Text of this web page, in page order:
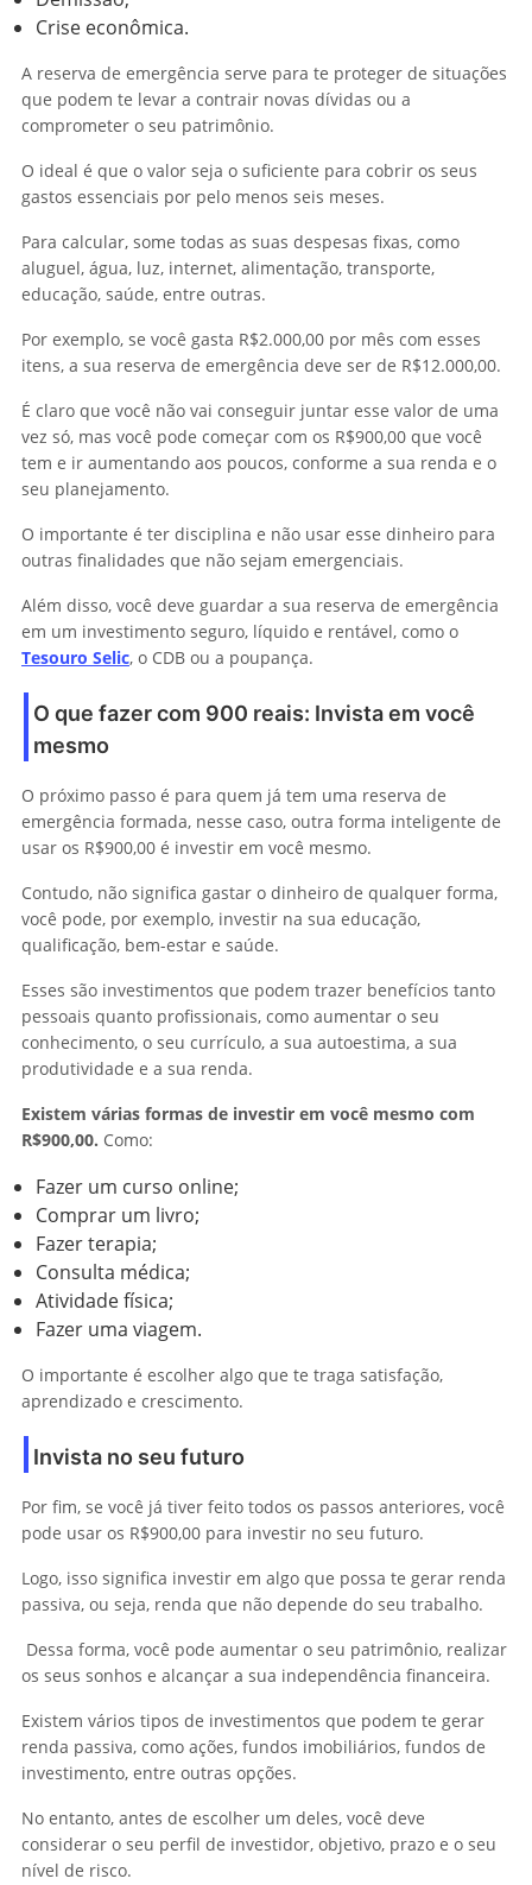
Crise econômica.
A reserva de emergência serve para te proteger de situações
que podem te levar a contrair novas dívidas ou a
comprometer o seu patrimônio.
O ideal é que o valor seja o suficiente para cobrir os seus
gastos essenciais por pelo menos seis meses.
Para calcular, some todas as suas despesas fixas, como
aluguel, água, luz, internet, alimentação, transporte,
educação, saúde, entre outras.
Por exemplo, se você gasta R$2.000,00 por mês com esses
itens, a sua reserva de emergência deve ser de R$12.000,00.
É claro que você não vai conseguir juntar esse valor de uma
vez só, mas você pode começar com os R$900,00 que você
tem e ir aumentando aos poucos, conforme a sua renda e o
seu planejamento.
O importante é ter disciplina e não usar esse dinheiro para
outras finalidades que não sejam emergenciais.
Além disso, você deve guardar a sua reserva de emergência
em um investimento seguro, líquido e rentável, como o
Tesouro Selic, o CDB ou a poupança.
O que fazer com 900 reais: Invista em você
mesmo
O próximo passo é para quem já tem uma reserva de
emergência formada, nesse caso, outra forma inteligente de
usar os R$900,00 é investir em você mesmo.
Contudo, não significa gastar o dinheiro de qualquer forma,
você pode, por exemplo, investir na sua educação,
qualificação, bem-estar e saúde.
Esses são investimentos que podem trazer benefícios tanto
pessoais quanto profissionais, como aumentar o seu
conhecimento, o seu currículo, a sua autoestima, a sua
produtividade e a sua renda.
Existem várias formas de investir em você mesmo com
R$900,00. Como:
Fazer um curso online;
Comprar um livro;
Fazer terapia;
Consulta médica;
Atividade física;
Fazer uma viagem.
O importante é escolher algo que te traga satisfação,
aprendizado e crescimento.
Invista no seu futuro
Por fim, se você já tiver feito todos os passos anteriores, você
pode usar os R$900,00 para investir no seu futuro.
Logo, isso significa investir em algo que possa te gerar renda
passiva, ou seja, renda que não depende do seu trabalho.
Dessa forma, você pode aumentar o seu patrimônio, realizar
os seus sonhos e alcançar a sua independência financeira.
Existem vários tipos de investimentos que podem te gerar
renda passiva, como ações, fundos imobiliários, fundos de
investimento, entre outras opções.
No entanto, antes de escolher um deles, você deve
considerar o seu perfil de investidor, objetivo, prazo e o seu
nível de risco.